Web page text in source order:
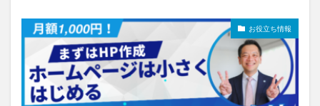
お役立ち情報